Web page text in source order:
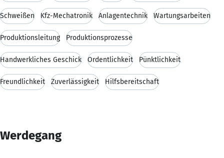
Schweißen Kfz-Mechatronik Anlagentechnik Wartungsarbeiten
Produktionsleitung Produktionsprozesse
Handwerkliches Geschick Ordentlichkeit Pünktlichkeit
Freundlichkeit Zuverlässigkeit Hilfsbereitschaft
Werdegang